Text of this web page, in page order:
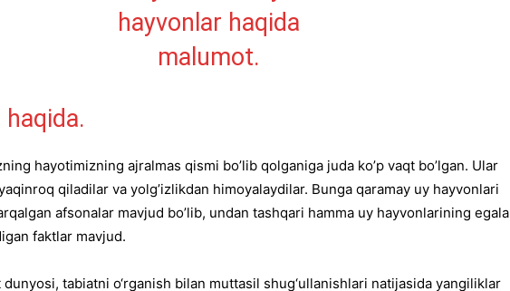
hayotimizning ajralmas qismi bo’lib qolganiga juda ko’p vaqt bo’lgan. Ular
qiladilar va yolg’izlikdan himoyalaydilar. Bunga qaramay uy hayvonlari
afsonalar mavjud bo’lib, undan tashqari hamma uy hayvonlarining
faktlar mavjud.
tabiatni o‘rganish bilan muttasil shug‘ullanishlari natijasida yangiliklar